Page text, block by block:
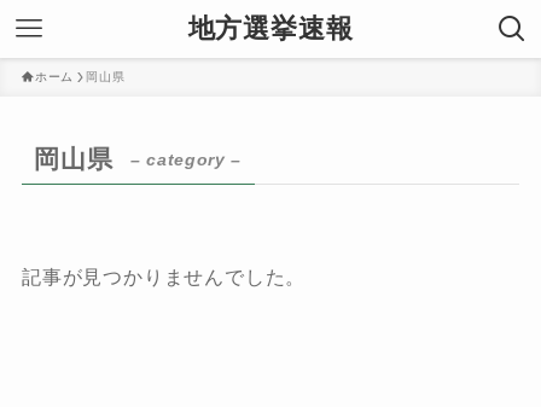
地方選挙速報
ホーム 岡山県
岡山県 – category –
記事が見つかりませんでした。